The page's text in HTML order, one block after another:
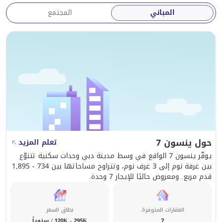
المباني المجتمع
حول ينسون 7
تعلم المزيد
يوفّر ينسون 7 الواقع في وسط مدينة دبي وحدات سكنية تتنوّع
بين غرفة نوم إلى 3 غرف نوم، وتتراوح مساحاتها بين 734 - 1,895
قدم مربع. ومعروض حاليًا للإيجار 7 وحدة.
العقارات المتوفرة.
نطاق السعر